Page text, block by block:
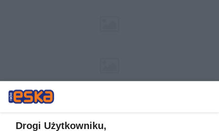
Drogi Użytkowniku,